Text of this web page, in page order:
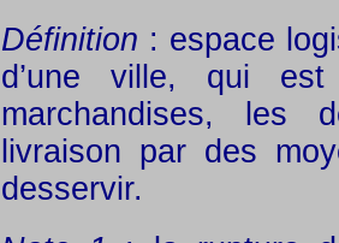
Définition : espace
d’une ville, qui
marchandises, les
livraison par des
desservir.